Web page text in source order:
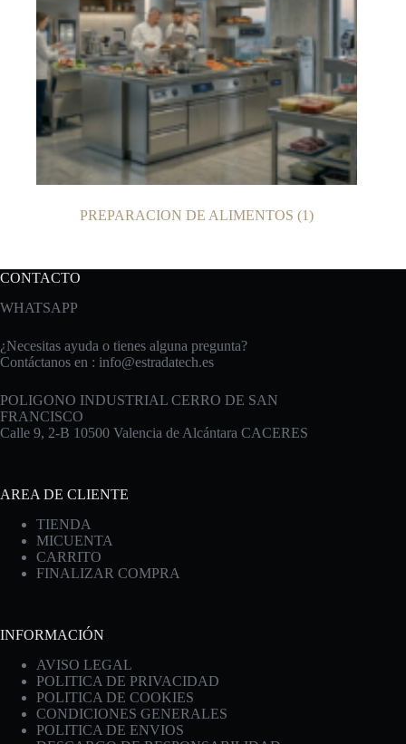
PREPARACION DE ALIMENTOS(1)
CONTACTO
WHATSAPP
¿Necesitas ayuda o tienes alguna pregunta?
Contáctanos en : info@estradatech.es
POLIGONO INDUSTRIAL CERRO DE SAN
FRANCISCO
Calle 9, 2-B 10500 Valencia de Alcántara CACERES
AREA DE CLIENTE
TIENDA
MICUENTA
CARRITO
FINALIZAR COMPRA
INFORMACIÓN
AVISO LEGAL
POLITICA DE PRIVACIDAD
POLITICA DE COOKIES
CONDICIONES GENERALES
POLITICA DE ENVIOS